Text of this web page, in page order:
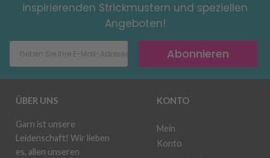
inspirierenden Strickmustern und speziellen
Angeboten!
Abonnieren
ÜBER UNS
Garn ist unsere
Leidenschaft! Wir lieben
es, allen unseren
KONTO
Mein
Konto